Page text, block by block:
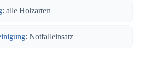
: alle Holzarten
: Notfalleinsatz